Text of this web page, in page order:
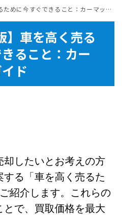
すぐできること：カーマッチの買取ガイド
】車を高く売る
ること：カー
ド
したいとお考えの方
る「車を高く売るた
紹介します。これらの
で、買取価格を最大